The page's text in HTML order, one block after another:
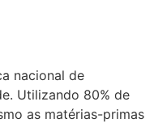
nacional de
Utilizando 80% de
as matérias-primas